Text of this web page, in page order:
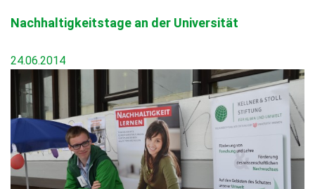
Nachhaltigkeitstage an der Universität
24.06.2014